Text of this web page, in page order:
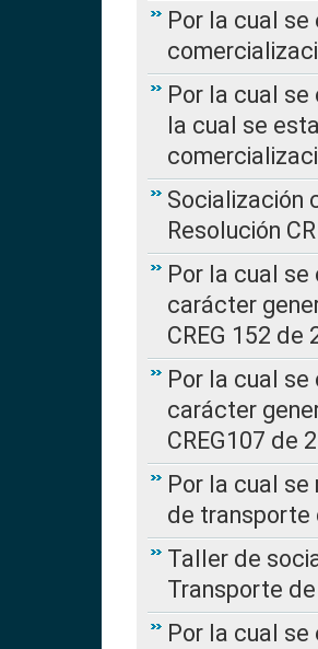
Por la cual
Por la cual se
la cual se
Socialización
Resolución
Por la cual
carácter
CREG 152 de
Por la cual
carácter
CREG107 de
Por la cual
de transporte
Taller de
Transporte
Por la cual